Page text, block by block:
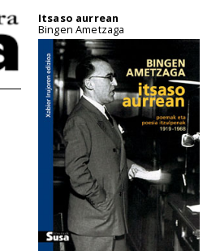
Itsaso aurrean
Bingen Ametzaga